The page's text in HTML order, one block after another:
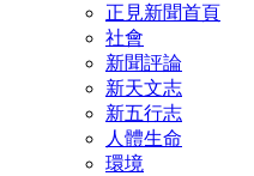
正見新聞首頁
社會
新聞評論
新天文志
新五行志
人體生命
環境